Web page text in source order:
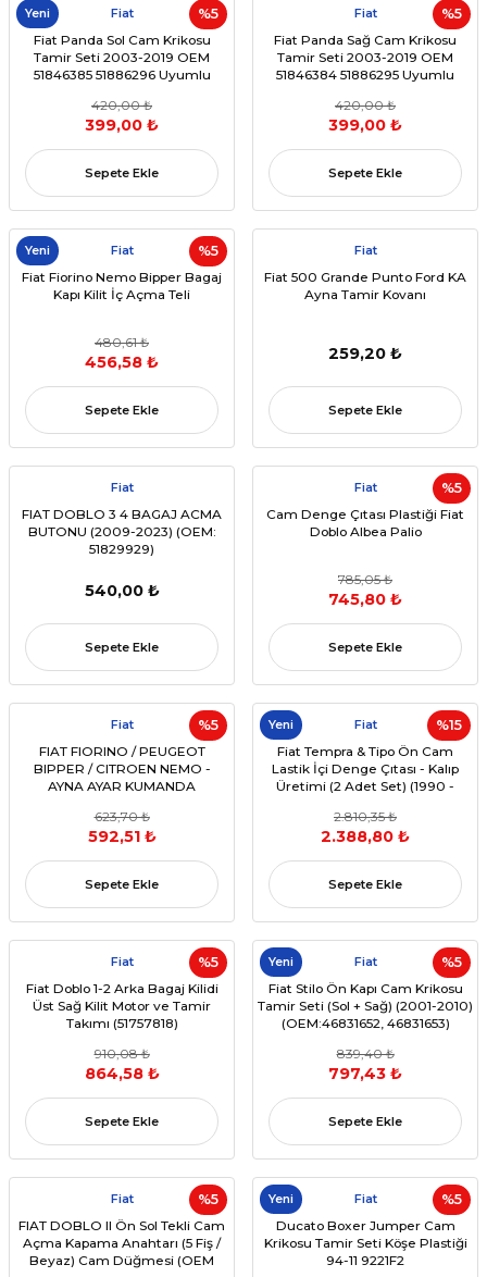
%5
Yeni Fiat
Fiat Panda Sol Cam Krikosu
Tamir Seti 2003-2019 OEM
51846385 51886296 Uyumlu
420,00 ₺
399,00 ₺
Sepete Ekle
%5
Fiat
Fiat Panda Sağ Cam Krikosu
Tamir Seti 2003-2019 OEM
51846384 51886295 Uyumlu
420,00 ₺
399,00 ₺
Sepete Ekle
%5
Yeni Fiat
Fiat Fiorino Nemo Bipper Bagaj
Kapı Kilit İç Açma Teli
480,61 ₺
456,58 ₺
Sepete Ekle
Fiat
Fiat 500 Grande Punto Ford KA
Ayna Tamir Kovanı
259,20 ₺
Sepete Ekle
Fiat
FIAT DOBLO 3 4 BAGAJ ACMA
BUTONU (2009-2023) (OEM:
51829929)
540,00 ₺
Sepete Ekle
%5
Fiat
Cam Denge Çıtası Plastiği Fiat
Doblo Albea Palio
785,05 ₺
745,80 ₺
Sepete Ekle
%5
Fiat
FIAT FIORINO / PEUGEOT
BIPPER / CITROEN NEMO -
AYNA AYAR KUMANDA
UYUMLU)
623,70 ₺
592,51 ₺
Sepete Ekle
%15
Yeni Fiat
Fiat Tempra & Tipo Ön Cam
Lastik İçi Denge Çıtası - Kalıp
Üretimi (2 Adet Set) (1990 -
46408943, 46408944 )
2.810,35 ₺
2.388,80 ₺
Sepete Ekle
%5
Fiat
Fiat Doblo 1-2 Arka Bagaj Kilidi
Üst Sağ Kilit Motor ve Tamir
Takımı (51757818)
910,08 ₺
864,58 ₺
Sepete Ekle
%5
Yeni Fiat
Fiat Stilo Ön Kapı Cam Krikosu
Tamir Seti (Sol + Sağ) (2001-2010)
(OEM:46831652, 46831653)
839,40 ₺
797,43 ₺
Sepete Ekle
%5
Fiat
FIAT DOBLO II Ön Sol Tekli Cam
Açma Kapama Anahtarı (5 Fiş /
Beyaz) Cam Düğmesi (OEM
%5
Yeni Fiat
Ducato Boxer Jumper Cam
Krikosu Tamir Seti Köşe Plastiği
94-11 9221F2